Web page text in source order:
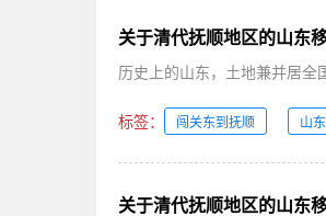
关于清代抚顺地区的山东
历史上的山东，土地兼并居全
标签： 闯关东到抚顺 山
关于清代抚顺地区的山东